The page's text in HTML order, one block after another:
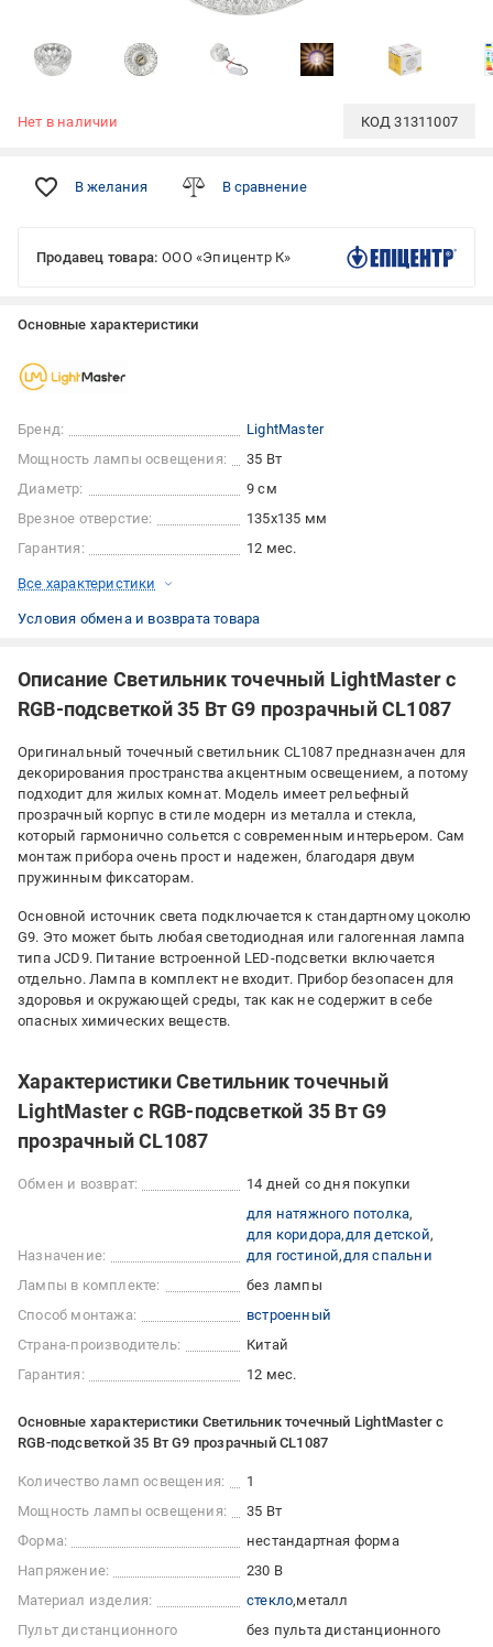
Нет в наличии КОД31311007
В желания В сравнение
Продавец товара: ООО «Эпицентр К»
Основные характеристики
Бренд:
LightMaster
Мощность лампы освещения:
35 Вт
Диаметр:
9 см
Врезное отверстие:
135x135 мм
Гарантия:
12 мес.
Все характеристики
Условия обмена и возврата товара
Описание Светильник точечный LightMaster с
RGB-подсветкой 35 Вт G9 прозрачный CL1087
Оригинальный точечный светильник CL1087 предназначен для
декорирования пространства акцентным освещением, а потому
подходит для жилых комнат. Модель имеет рельефный
прозрачный корпус в стиле модерн из металла и стекла,
который гармонично сольется с современным интерьером. Сам
монтаж прибора очень прост и надежен, благодаря двум
пружинным фиксаторам.
Основной источник света подключается к стандартному цоколю
G9. Это может быть любая светодиодная или галогенная лампа
типа JCD9. Питание встроенной LED-подсветки включается
отдельно. Лампа в комплект не входит. Прибор безопасен для
здоровья и окружающей среды, так как не содержит в себе
опасных химических веществ.
Характеристики Светильник точечный
LightMaster с RGB-подсветкой 35 Вт G9
прозрачный CL1087
Обмен и возврат: 14 дней со дня покупки
Назначение:
для натяжного потолка
для коридора для детской
для гостиной для спальни
Лампы в комплекте:
без лампы
Способ монтажа:
встроенный
Страна-производитель:
Китай
Гарантия:
12 мес.
Основные характеристики Светильник точечный LightMaster с
RGB-подсветкой 35 Вт G9 прозрачный CL1087
Количество ламп освещения:
1
Мощность лампы освещения:
35 Вт
Форма:
нестандартная форма
Напряжение:
230 В
Материал изделия:
стекло металл
Пульт дистанционного
без пульта дистанционного